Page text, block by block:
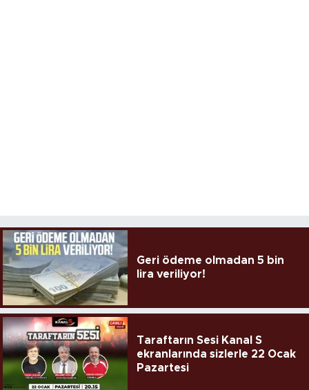
Geri ödeme olmadan 5 bin
lira veriliyor!
Taraftarın Sesi Kanal S
ekranlarında sizlerle 22 Ocak
Pazartesi